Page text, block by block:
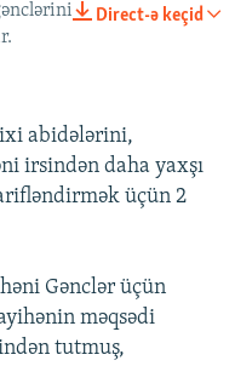
Direct-ə keçid
abidələrini,
irsindən daha yaxşı
üçün 2
Gənclər üçün
məqsədi
tutmuş,